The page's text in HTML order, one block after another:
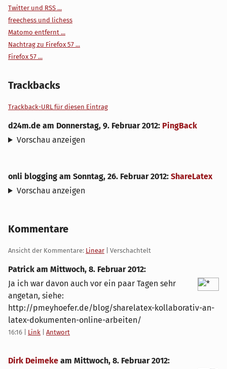
Twitter und RSS ...
freechess und lichess
Matomo entfernt ...
Nachtrag zu Firefox 57 ...
Firefox 57 ...
Trackbacks
Trackback-URL für diesen Eintrag
d24m.de am Donnerstag, 9. Februar 2012: PingBack
Vorschau anzeigen
onli blogging am Sonntag, 26. Februar 2012: ShareLatex
Vorschau anzeigen
Kommentare
Ansicht der Kommentare: Linear | Verschachtelt
Patrick am Mittwoch, 8. Februar 2012:
Ja ich war davon auch vor ein paar Tagen sehr
angetan, siehe:
http://pmeyhoefer.de/blog/sharelatex-kollaborativ-an-
latex-dokumenten-online-arbeiten/
16:16 Link Antwort
Dirk Deimeke am Mittwoch, 8. Februar 2012: